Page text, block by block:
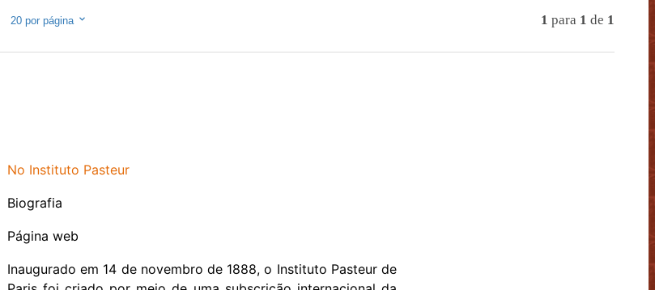
20por página 1 para 1 de 1
No Instituto Pasteur
Biografia
Página web
Inaugurado em 14 de novembro de 1888, o Instituto Pasteur de